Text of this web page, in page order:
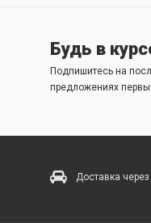
Будь в
Подпишитесь на
предложениях
Доставка